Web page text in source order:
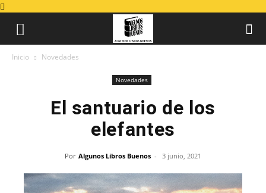
Inicio Novedades
Novedades
El santuario de los
elefantes
Por Algunos Libros Buenos - 3 junio, 2021